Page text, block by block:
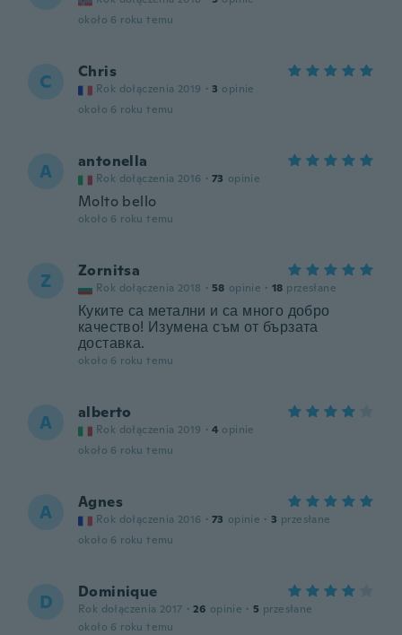
około 6 roku temu
C Chris
Rok dołączenia 2019 · 3 opinie
około 6 roku temu
A antonella
Rok dołączenia 2016 · 73 opinie
Molto bello
około 6 roku temu
Z Zornitsa
Rok dołączenia 2018 · 58 opinie · 18 przesłane
Куките са метални и са много добро
качество! Изумена съм от бързата
доставка.
około 6 roku temu
A alberto
Rok dołączenia 2019 · 4 opinie
około 6 roku temu
A Agnes
Rok dołączenia 2016 · 73 opinie · 3 przesłane
około 6 roku temu
D Dominique
Rok dołączenia 2017 · 26 opinie · 5 przesłane
około 6 roku temu